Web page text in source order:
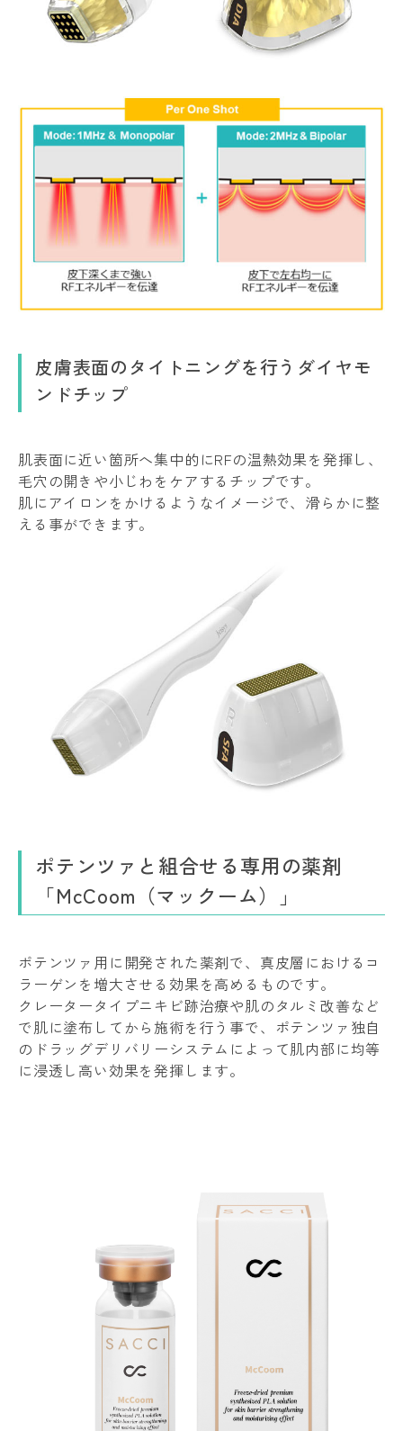
皮膚表面のタイトニングを行うダイヤモ
ンドチップ
肌表面に近い箇所へ集中的にRFの温熱効果を発揮し、
毛穴の開きや小じわをケアするチップです。
肌にアイロンをかけるようなイメージで、滑らかに整
える事ができます。
ポテンツァと組合せる専用の薬剤
「McCoom（マックーム）」
ポテンツァ用に開発された薬剤で、真皮層におけるコ
ラーゲンを増大させる効果を高めるものです。
クレータータイプニキビ跡治療や肌のタルミ改善など
で肌に塗布してから施術を行う事で、ポテンツァ独自
のドラッグデリバリーシステムによって肌内部に均等
に浸透し高い効果を発揮します。